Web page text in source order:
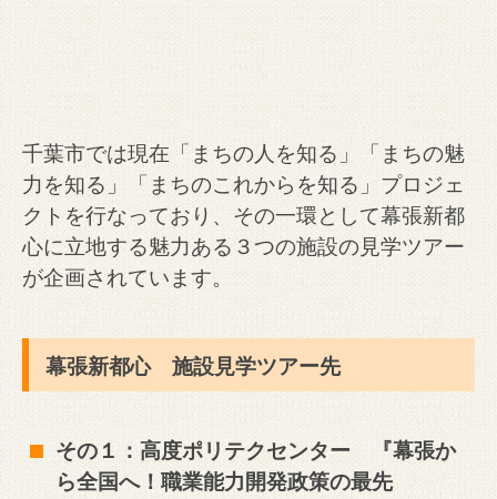
千葉市では現在「まちの人を知る」「まちの魅
力を知る」「まちのこれからを知る」プロジェ
クトを行なっており、その一環として幕張新都
心に立地する魅力ある３つの施設の見学ツアー
が企画されています。
幕張新都心 施設見学ツアー先
その１：高度ポリテクセンター 『幕張か
ら全国へ！職業能力開発政策の最先